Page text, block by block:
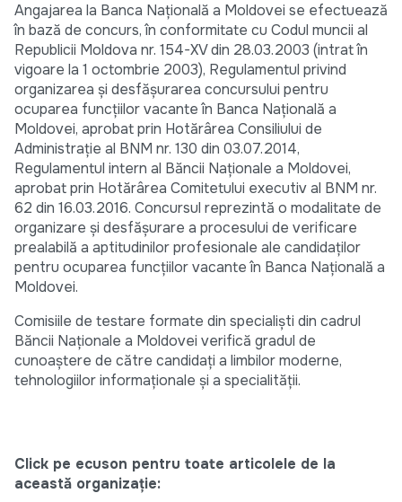
Angajarea la Banca Naţională a Moldovei se efectuează
în bază de concurs, în conformitate cu Codul muncii al
Republicii Moldova nr. 154-XV din 28.03.2003 (intrat în
vigoare la 1 octombrie 2003), Regulamentul privind
organizarea şi desfăşurarea concursului pentru
ocuparea funcţiilor vacante în Banca Naţională a
Moldovei, aprobat prin Hotărârea Consiliului de
Administraţie al BNM nr. 130 din 03.07.2014,
Regulamentul intern al Băncii Naţionale a Moldovei,
aprobat prin Hotărârea Comitetului executiv al BNM nr.
62 din 16.03.2016. Concursul reprezintă o modalitate de
organizare şi desfăşurare a procesului de verificare
prealabilă a aptitudinilor profesionale ale candidaţilor
pentru ocuparea funcţiilor vacante în Banca Naţională a
Moldovei.
Comisiile de testare formate din specialişti din cadrul
Băncii Naţionale a Moldovei verifică gradul de
cunoaştere de către candidaţi a limbilor moderne,
tehnologiilor informaţionale şi a specialităţii.
Click pe ecuson pentru toate articolele de la
această organizație: